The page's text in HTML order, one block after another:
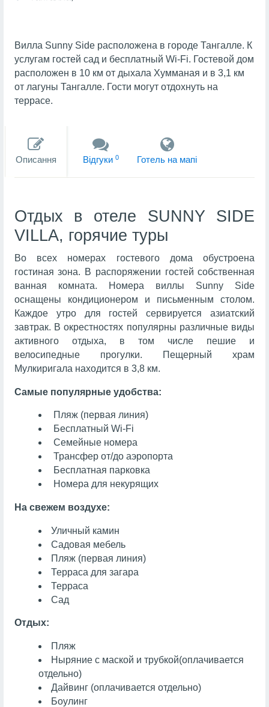
Вилла Sunny Side расположена в городе Тангалле. К
услугам гостей сад и бесплатный Wi-Fi. Гостевой дом
расположен в 10 км от дыхала Хумманая и в 3,1 км
от лагуны Тангалле. Гости могут отдохнуть на
террасе.
Описання Вiдгуки 0 Готель на мапi
Отдых в отеле SUNNY SIDE
VILLA, горячие туры
Во всех номерах гостевого дома обустроена
гостиная зона. В распоряжении гостей собственная
ванная комната. Номера виллы Sunny Side
оснащены кондиционером и письменным столом.
Каждое утро для гостей сервируется азиатский
завтрак. В окрестностях популярны различные виды
активного отдыха, в том числе пешие и
велосипедные прогулки. Пещерный храм
Мулкиригала находится в 3,8 км.
Самые популярные удобства:
Пляж (первая линия)
Бесплатный Wi-Fi
Семейные номера
Трансфер от/до аэропорта
Бесплатная парковка
Номера для некурящих
На свежем воздухе:
Уличный камин
Садовая мебель
Пляж (первая линия)
Терраса для загара
Терраса
Сад
Отдых:
Пляж
Ныряние с маской и трубкой(оплачивается
отдельно)
Дайвинг (оплачивается отдельно)
Боулинг